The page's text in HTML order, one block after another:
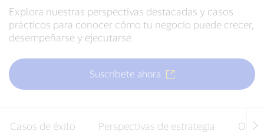
Explora nuestras perspectivas destacadas y casos
prácticos para conocer cómo tu negocio puede crecer,
desempeñarse y ejecutarse.
Suscríbete ahora
Casos de éxito Perspectivas de estrategia